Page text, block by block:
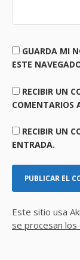
GUARDA MI
ESTE
RECIBIR UN
COMENTARIOS
RECIBIR UN
ENTRADA.
Este sitio usa
se procesan